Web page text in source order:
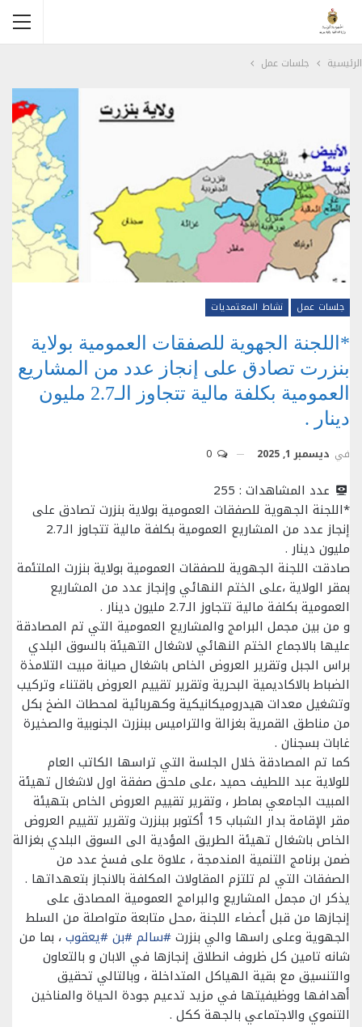
الرئيسية جلسات عمل
جلسات عمل نشاط المعتمديات
*اللجنة الجهوية للصفقات العمومية بولاية
بنزرت تصادق على إنجاز عدد من المشاريع
العمومية بكلفة مالية تتجاوز الـ2.7 مليون
دينار .
في ديسمبر 1, 2025
عدد المشاهدات : 255
*اللجنة الجهوية للصفقات العمومية بولاية بنزرت تصادق على
إنجاز عدد من المشاريع العمومية بكلفة مالية تتجاوز الـ2.7
مليون دينار .
صادقت اللجنة الجهوية للصفقات العمومية بولاية بنزرت الملتئمة
بمقر الولاية ،على الختم النهائي وإنجاز عدد من المشاريع
العمومية بكلفة مالية تتجاوز الـ2.7 مليون دينار .
و من بين مجمل البرامج والمشاريع العمومية التي تم المصادقة
عليها بالاجماع الختم النهائي لاشغال التهيئة بالسوق البلدي
براس الجبل وتقرير العروض الخاص باشغال صيانة مبيت التلامذة
الضباط بالاكاديمية البحرية وتقرير تقييم العروض باقتناء وتركيب
وتشغيل معدات هيدروميكانيكية وكهربائية لمحطات الضخ بكل
من مناطق القمرية بغزالة والتراميس ببنزرت الجنوبية والصخيرة
غابات بسجنان .
كما تم المصادقة خلال الجلسة التي تراسها الكاتب العام
للولاية عبد اللطيف حميد ،على ملحق صفقة اول لاشغال تهيئة
المبيت الجامعي بماطر ، وتقرير تقييم العروض الخاص بتهيئة
مقر الإقامة بدار الشباب 15 أكتوبر ببنزرت وتقرير تقييم العروض
الخاص باشغال تهيئة الطريق المؤدية الى السوق البلدي بغزالة
ضمن برنامج التنمية المندمجة ، علاوة على فسخ عدد من
الصفقات التي لم تلتزم المقاولات المكلفة بالانجاز بتعهداتها .
يذكر ان مجمل المشاريع والبرامج العمومية المصادق على
إنجازها من قبل أعضاء اللجنة ،محل متابعة متواصلة من السلط
الجهوية وعلى راسها والي بنزرت#سالم#بن#يعقوب، بما من
شانه تامين كل ظروف انطلاق إنجازها في الابان و بالتعاون
والتنسيق مع بقية الهياكل المتداخلة ، وبالتالي تحقيق
أهدافها ووظيفيتها في مزيد تدعيم جودة الحياة والمناخين
التنموي والاجتماعي بالجهة ككل .